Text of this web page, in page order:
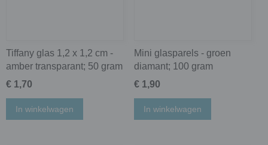
Tiffany glas 1,2 x 1,2 cm -
amber transparant; 50 gram
€ 1,70
In winkelwagen
Mini glasparels - groen
diamant; 100 gram
€ 1,90
In winkelwagen